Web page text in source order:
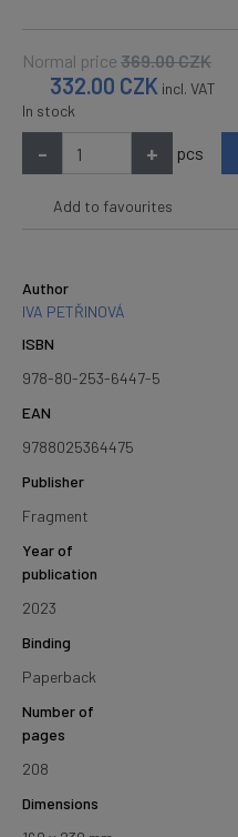
Normal price 369.00CZK
332.00 CZK incl. VAT
In stock
- + pcs
Add to favourites
Author
IVA PETŘINOVÁ
ISBN
978-80-253-6447-5
EAN
9788025364475
Publisher
Fragment
Year of
publication
2023
Binding
Paperback
Number of
pages
208
Dimensions